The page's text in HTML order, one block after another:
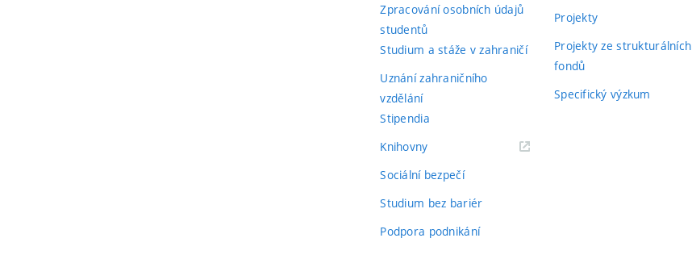
Zpracování osobních údajů
studentů
Studium a stáže v zahraničí
Uznání zahraničního
vzdělání
Stipendia
Knihovny(externí
Sociální bezpečí
Studium bez bariér
Podpora podnikání
Projekty
Projekty ze strukturálních
fondů
Specifický výzkum